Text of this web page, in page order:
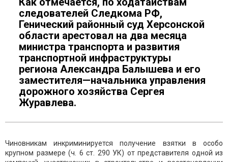
следователей Следкома РФ,
Генический районный суд Херсонской
области арестовал на два месяца
министра транспорта и развития
транспортной инфраструктуры
региона Александра Балышева и его
заместителя—начальника управления
дорожного хозяйства Сергея
Журавлева.
Чиновникам инкриминируется получение взятки в особо
крупном размере (ч. 6 ст. 290 УК) от представителя одной из